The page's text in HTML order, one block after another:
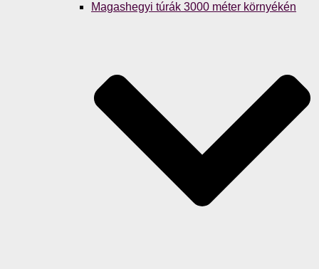
Magashegyi túrák 3000 méter környékén